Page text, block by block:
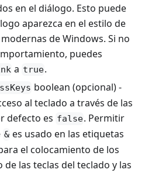
en el diálogo. Esto puede
aparezca en el estilo de
de Windows. Si no
puedes
a true.
boolean (opcional) -
al teclado a través de las
defecto es false. Permitir
& es usado en las etiquetas
el colocamiento de los
de las teclas del teclado y las